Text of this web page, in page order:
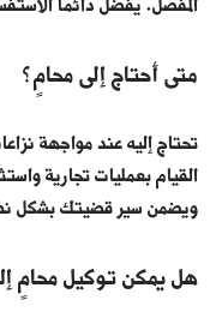
متى أحتاج إلى محامٍ؟
تحتاج إليه عند مواجهة
القيام بعمليات تجارية
ويضمن سير قضيتك بشكل
هل يمكن توكيل محامٍ